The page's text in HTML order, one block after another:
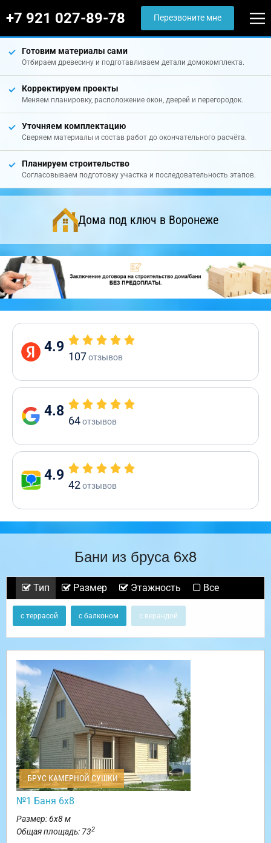
+7 921 027-89-78 Перезвоните мне
Готовим материалы сами
Отбираем древесину и подготавливаем детали домокомплекта.
Корректируем проекты
Меняем планировку, расположение окон, дверей и перегородок.
Уточняем комплектацию
Сверяем материалы и состав работ до окончательного расчёта.
Планируем строительство
Согласовываем подготовку участка и последовательность этапов.
Дома под ключ в Воронеже
4.9
107отзывов
4.8
64отзывов
4.9
42отзывов
Бани из бруса 6х8
Тип Размер Этажность Все
с террасой с балконом с верандой
БРУС КАМЕРНОЙ СУШКИ
№1 Баня 6х8
Размер: 6х8 м
Общая площадь: 732